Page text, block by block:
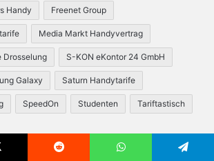
Handy Freenet Group
Media Markt Handyvertrag
Drosselung S-KON eKontor 24 GmbH
Galaxy Saturn Handytarife
SpeedOn Studenten Tariftastisch